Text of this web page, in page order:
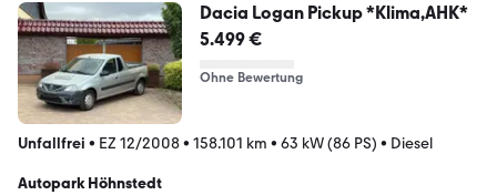
Dacia Logan Pickup *Klima,AHK*
5.499 €
Ohne Bewertung
Unfallfrei • EZ 12/2008• 158.101 km • 63 kW (86 PS) • Diesel
Autopark Höhnstedt